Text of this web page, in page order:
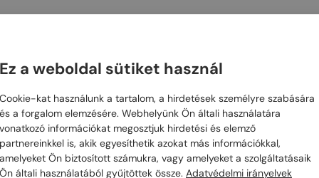
az extravaganciát és fényűzést ötvözik a márka híres, lázadó
elemek mind hozzájárulnak a modelljeik merész megjelenéséhez.
nem félnek kitűnni és kiemelkedni a tömegből, miközben a luxust
Ez a weboldal sütiket használ
Cookie-kat használunk a tartalom, a hirdetések személyre szabására
és a forgalom elemzésére. Webhelyünk Ön általi használatára
vonatkozó információkat megosztjuk hirdetési és elemző
partnereinkkel is, akik egyesíthetik azokat más információkkal,
amelyeket Ön biztosított számukra, vagy amelyeket a szolgáltatásaik
Ön általi használatából gyűjtöttek össze. Adatvédelmi irányelvek